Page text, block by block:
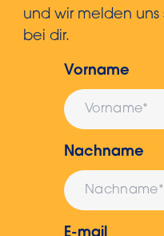
und wir melden
bei dir.
Vorname
Nachname